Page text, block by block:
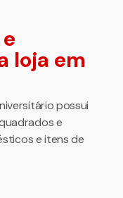
loja em
possui
e
e itens de